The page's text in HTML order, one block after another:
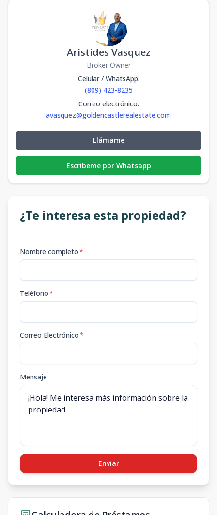
Aristides Vasquez
Broker Owner
Celular / WhatsApp:
(809) 423-8235
Correo electrónico:
avasquez@goldencastlerealestate.com
Llámame
Escribeme por Whatsapp
¿Te interesa esta propiedad?
Nombre completo*
Teléfono*
Correo Electrónico*
Mensaje
Enviar